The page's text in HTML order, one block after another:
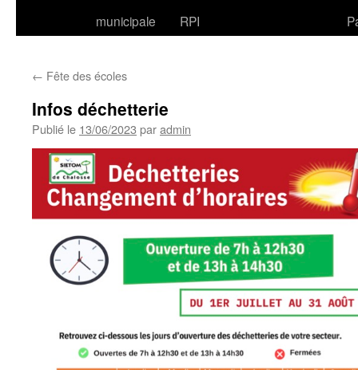
municipale
RPI
← Fête des écoles
Infos déchetterie
Publié le 13/06/2023 paradmin